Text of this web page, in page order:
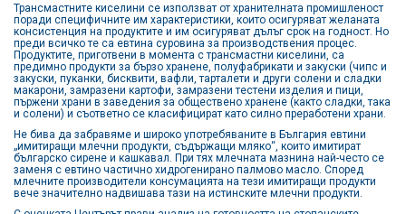
Трансмастните киселини се използват от хранителната промишленост
поради специфичните им характеристики, които осигуряват желаната
консистенция на продуктите и им осигуряват дълъг срок на годност. Но
преди всичко те са евтина суровина за производствения процес.
Продуктите, приготвени в момента с трансмастни киселини, са
предимно продукти за бързо хранене, полуфабрикати и закуски (чипс и
закуски, пуканки, бисквити, вафли, тарталети и други солени и сладки
макарони, замразени картофи, замразени тестени изделия и пици,
пържени храни в заведения за обществено хранене (както сладки, така
и солени) и съответно се класифицират като силно преработени храни.
Не бива да забравяме и широко употребяваните в България евтини
„имитиращи млечни продукти, съдържащи мляко“, които имитират
българско сирене и кашкавал. При тях млечната мазнина най-често се
заменя с евтино частично хидрогенирано палмово масло. Според
млечните производители консумацията на тези имитиращи продукти
вече значително надвишава тази на истинските млечни продукти.